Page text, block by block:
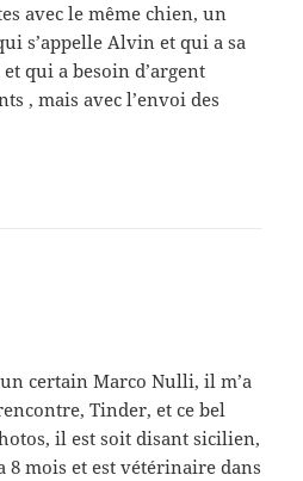
avec le même chien, un
s’appelle Alvin et qui a sa
qui a besoin d’argent
, mais avec l’envoi des
certain Marco Nulli, il m’a
Tinder, et ce bel
il est soit disant sicilien,
8 mois et est vétérinaire dans